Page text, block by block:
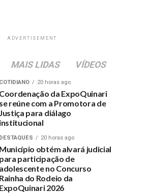
ADVERTISEMENT
MAIS LIDAS VÍDEOS
COTIDIANO 20 horas ago
Coordenação da ExpoQuinari
se reúne com a Promotora de
Justiça para diálago
institucional
DESTAQUES 20 horas ago
Município obtém alvará judicial
para participação de
adolescente no Concurso
Rainha do Rodeio da
ExpoQuinari 2026